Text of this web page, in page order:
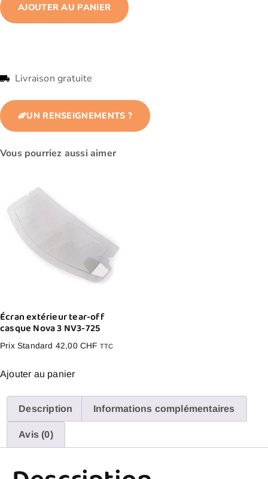
AJOUTER AU PANIER
Livraison gratuite
UN RENSEIGNEMENTS ?
Vous pourriez aussi aimer
Écran extérieur tear-off
casque Nova 3 NV3-725
Prix Standard 42,00CHF TTC
Ajouter au panier
Description Informations complémentaires
Avis (0)